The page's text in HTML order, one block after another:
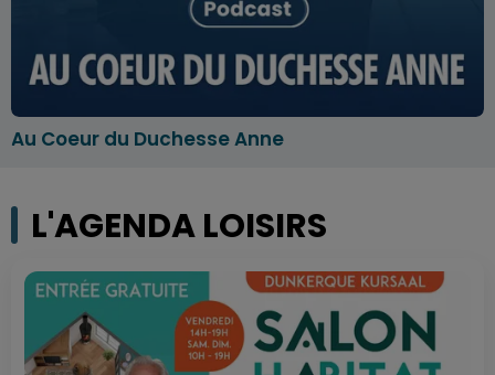
Au Coeur du Duchesse Anne
L'AGENDA LOISIRS